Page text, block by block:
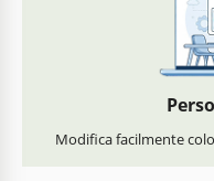
Modifica facilmente